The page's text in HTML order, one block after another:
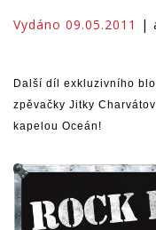
Vydáno 09.05.2011 |
Další díl exkluzivního
zpěvačky Jitky
kapelou Oceán!